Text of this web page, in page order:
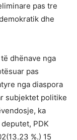
pas tre
dhe
dhënave nga
pas
nga diaspora
subjektet politike
ka
PDK
%.) 15